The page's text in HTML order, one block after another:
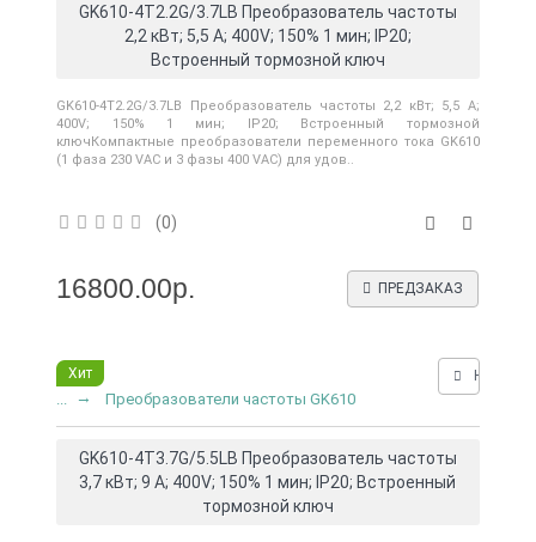
GK610-4T2.2G/3.7LB Преобразователь частоты
2,2 кВт; 5,5 А; 400V; 150% 1 мин; IP20;
Встроенный тормозной ключ
GK610-4T2.2G/3.7LB Преобразователь частоты 2,2 кВт; 5,5 А;
400V; 150% 1 мин; IP20; Встроенный тормозной
ключКомпактные преобразователи переменного тока GK610
(1 фаза 230 VAC и 3 фазы 400 VAC) для удов..
(0)
16800.00р. ПРЕДЗАКАЗ
Хит Нашли
Преобразователи частоты GK610
GK610-4T3.7G/5.5LB Преобразователь частоты
3,7 кВт; 9 А; 400V; 150% 1 мин; IP20; Встроенный
тормозной ключ